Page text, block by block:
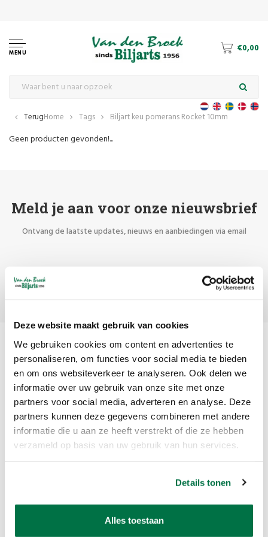
Deze website maakt gebruik van cookies
We gebruiken cookies om content en advertenties te
personaliseren, om functies voor social media te bieden
en om ons websiteverkeer te analyseren. Ook delen we
informatie over uw gebruik van onze site met onze
partners voor social media, adverteren en analyse. Deze
partners kunnen deze gegevens combineren met andere
informatie die u aan ze heeft verstrekt of die ze hebben
verzameld op basis van uw gebruik van hun services.
Details tonen
Alles toestaan
MENU €0,00
TerugHome Tags Biljart keu pomerans Rocket 10mm
Geen producten gevonden!...
Meld je aan voor onze nieuwsbrief
Ontvang de laatste updates, nieuws en aanbiedingen via email
Abonneer
Van den Broek Biljarts staat voor kwaliteit, vakmanschap en service.
Van den Broek Biljarts
Nederland
app ons op 036-5374054